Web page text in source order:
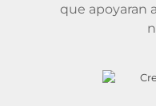
que apoyaran